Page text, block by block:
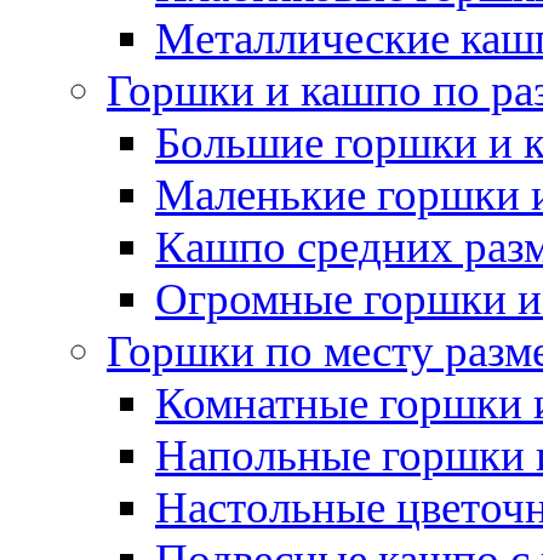
Металлические
Горшки и кашпо по
Большие горшки и
Маленькие горшки
Кашпо средних
Огромные горшки
Горшки по месту
Комнатные горшки
Напольные горшки
Настольные